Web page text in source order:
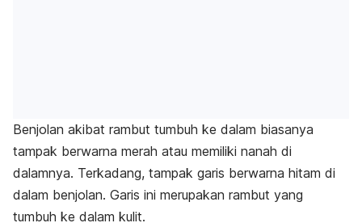
Benjolan akibat rambut tumbuh ke dalam biasanya
tampak berwarna merah atau memiliki nanah di
dalamnya. Terkadang, tampak garis berwarna hitam di
dalam benjolan. Garis ini merupakan rambut yang
tumbuh ke dalam kulit.